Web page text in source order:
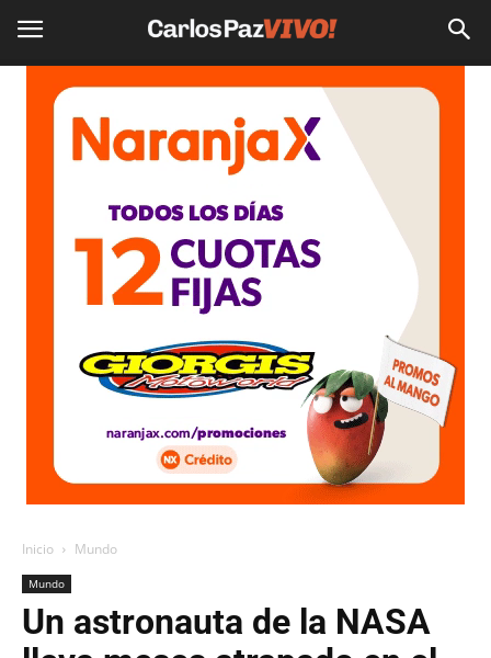
Inicio Mundo
Mundo
Un astronauta de la NASA